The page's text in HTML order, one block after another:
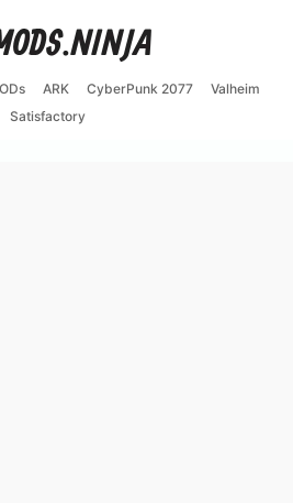
ARK CyberPunk 2077
Valheim
Satisfactory